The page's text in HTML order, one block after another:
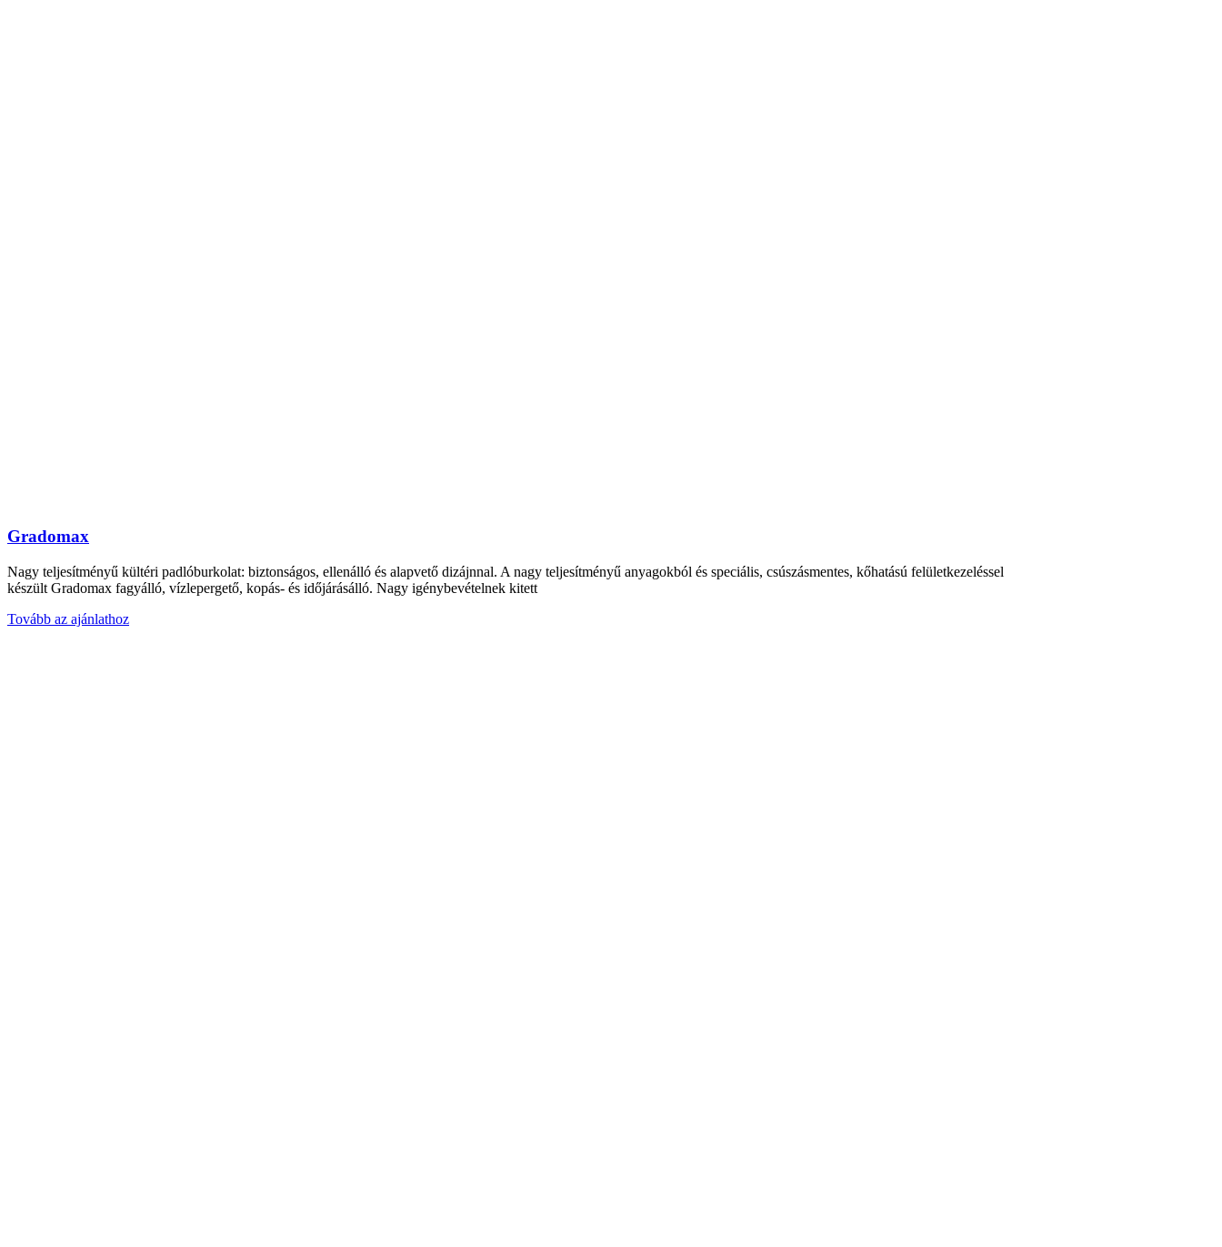
Gradomax
Nagy teljesítményű kültéri padlóburkolat: biztonságos, ellenálló és alapvető dizájnnal. A nagy teljesítményű anyagokból és speciális, csúszásmentes, kőhatású felületkezeléssel
készült Gradomax fagyálló, vízlepergető, kopás- és időjárásálló. Nagy igénybevételnek kitett
Tovább az ajánlathoz